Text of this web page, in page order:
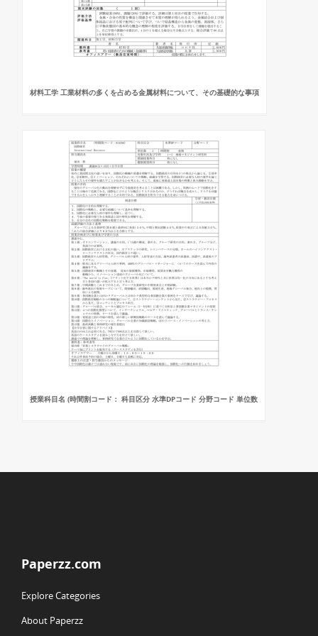
材料工学 工業材料の多くを占める金属材料について、その基礎的な事項
授業科目名 (時間割コード： 科目区分 水準DPコード 分野コード 単位数
Paperzz.com
Explore Categories
About Paperzz